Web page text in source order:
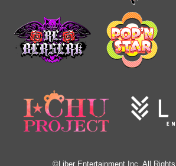
©Liber Entertainment Inc. All Rights